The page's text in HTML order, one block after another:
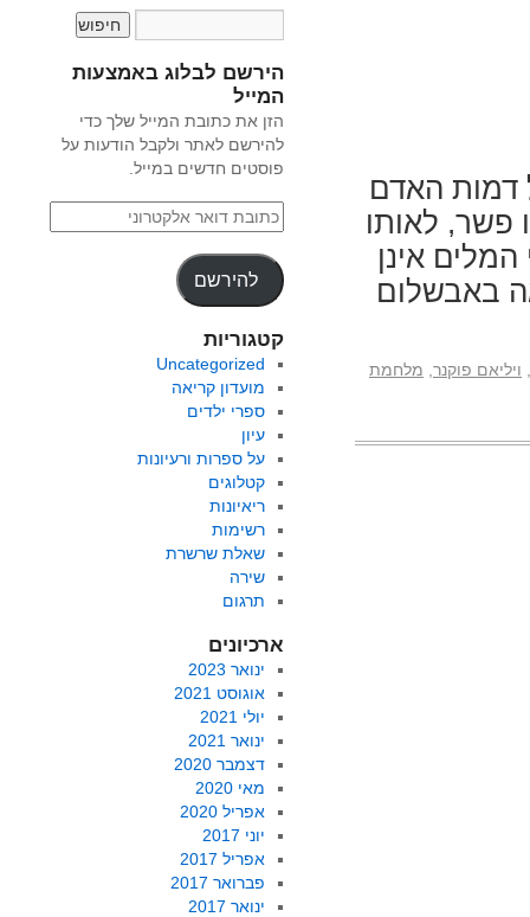
דמות האדם
פשר, לאותו
אינן
באבשלום
ויליאם פוקנר מלחמת
הירשם לבלוג באמצעות
המייל
הזן את כתובת המייל שלך כדי
להירשם לאתר ולקבל הודעות על
פוסטים חדשים במייל.
להירשם
קטגוריות
Uncategorized
מועדון קריאה
ספרי ילדים
עיון
על ספרות ורעיונות
קטלוגים
ריאיונות
רשימות
שאלת שרשרת
שירה
תרגום
ארכיונים
ינואר 2023
אוגוסט 2021
יולי 2021
ינואר 2021
דצמבר 2020
מאי 2020
אפריל 2020
יוני 2017
אפריל 2017
פברואר 2017
ינואר 2017